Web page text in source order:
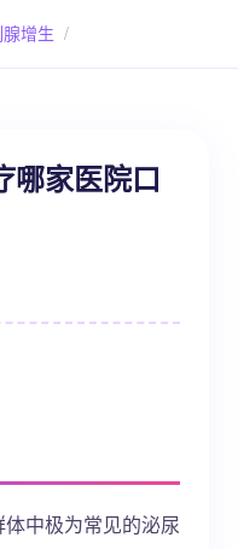
增生 /
哪家医院口
中极为常见的泌尿